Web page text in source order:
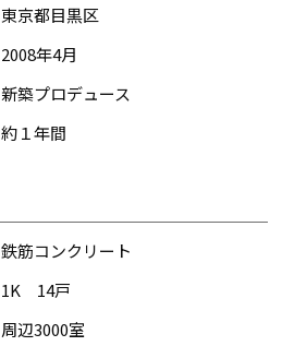
東京都目黒区
2008年4月
新築プロデュース
約１年間
鉄筋コンクリート
1K 14戸
周辺3000室